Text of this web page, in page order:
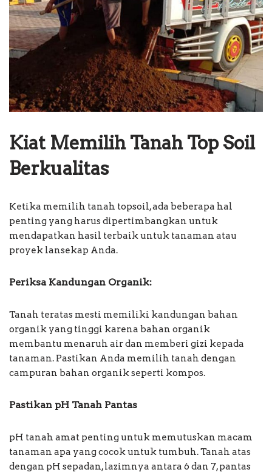
Kiat Memilih Tanah Top Soil
Berkualitas
Ketika memilih tanah topsoil, ada beberapa hal
penting yang harus dipertimbangkan untuk
mendapatkan hasil terbaik untuk tanaman atau
proyek lansekap Anda.
Periksa Kandungan Organik:
Tanah teratas mesti memiliki kandungan bahan
organik yang tinggi karena bahan organik
membantu menaruh air dan memberi gizi kepada
tanaman. Pastikan Anda memilih tanah dengan
campuran bahan organik seperti kompos.
Pastikan pH Tanah Pantas
pH tanah amat penting untuk memutuskan macam
tanaman apa yang cocok untuk tumbuh. Tanah atas
dengan pH sepadan, lazimnya antara 6 dan 7, pantas